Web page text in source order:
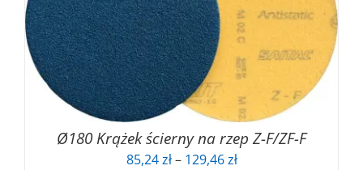
Ø180 Krążek ścierny na rzep Z-F/ZF-F
85,24zł – 129,46złZakres